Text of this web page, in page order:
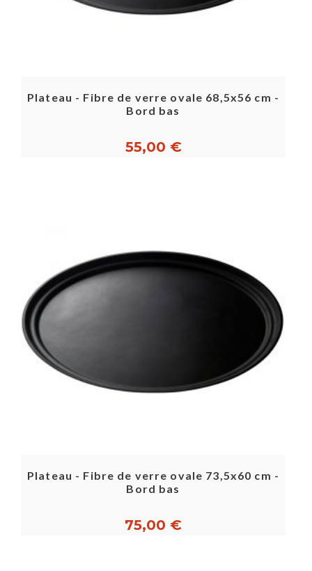
Plateau - Fibre de verre ovale 68,5x56 cm -
Bord bas
55,00 €
Plateau - Fibre de verre ovale 73,5x60 cm -
Bord bas
75,00 €